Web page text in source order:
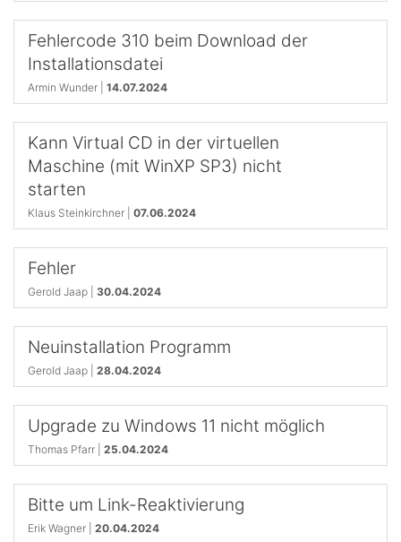
Fehlercode 310 beim Download der
Installationsdatei
Armin Wunder | 14.07.2024
Kann Virtual CD in der virtuellen
Maschine (mit WinXP SP3) nicht
starten
Klaus Steinkirchner | 07.06.2024
Fehler
Gerold Jaap | 30.04.2024
Neuinstallation Programm
Gerold Jaap | 28.04.2024
Upgrade zu Windows 11 nicht möglich
Thomas Pfarr | 25.04.2024
Bitte um Link-Reaktivierung
Erik Wagner | 20.04.2024